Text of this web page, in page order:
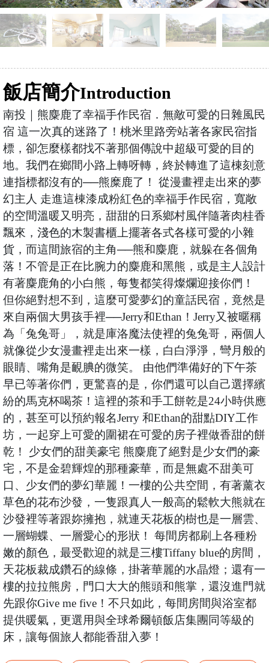
飯店簡介Introduction
南投｜熊麋鹿了幸福手作民宿．無敵可愛的日雜風民
宿 這一次真的迷路了！桃米里路旁站著各家民宿指
標，卻怎麼樣都找不著那個傳說中超級可愛的目的
地。我們在鄉間小路上轉呀轉，終於轉進了這棟刻意
連指標都沒有的──熊糜鹿了！ 從漫畫裡走出來的夢
幻主人 走進這棟漆成粉紅色的幸福手作民宿，寬敞
的空間溫暖又明亮，甜甜的日系鄉村風伴隨著肉桂香
飄來，淺色的木製書櫃上擺著各式各樣可愛的小雜
貨，而這間旅宿的主角──熊和麋鹿，就躲在各個角
落！不管是正在比腕力的麋鹿和黑熊，或是主人設計
有著麋鹿角的小白熊，每隻都笑得燦爛迎接你們！
但你絕對想不到，這麼可愛夢幻的童話民宿，竟然是
來自兩個大男孩手裡──Jerry和Ethan！Jerry又被暱稱
為「兔兔哥」，就是庫洛魔法使裡的兔兔哥，兩個人
就像從少女漫畫裡走出來一樣，白白淨淨，彎月般的
眼睛、嘴角是靦腆的微笑。 由他們準備好的下午茶
早已等著你們，更驚喜的是，你們還可以自己選擇繽
紛的馬克杯喝茶！這裡的茶和手工餅乾是24小時供應
的，甚至可以預約報名Jerry 和Ethan的甜點DIY工作
坊，一起穿上可愛的圍裙在可愛的房子裡做香甜的餅
乾！ 少女們的甜美豪宅 熊麋鹿了絕對是少女們的豪
宅，不是金碧輝煌的那種豪華，而是無處不甜美可
口、少女們的夢幻華麗！一樓的公共空間，有著薰衣
草色的花布沙發，一隻跟真人一般高的鬆軟大熊就在
沙發裡等著跟妳擁抱，就連天花板的樹也是一層雲、
一層蝴蝶、一層愛心的形狀！ 每間房都刷上各種粉
嫩的顏色，最受歡迎的就是三樓Tiffany blue的房間，
天花板裁成鑽石的線條，掛著華麗的水晶燈；還有一
樓的拉拉熊房，門口大大的熊頭和熊掌，還沒進門就
先跟你Give me five！不只如此，每間房間與浴室都
提供暖氣，更選用與全球希爾頓飯店集團同等級的
床，讓每個旅人都能香甜入夢！